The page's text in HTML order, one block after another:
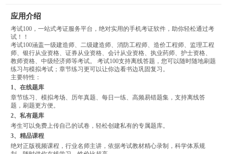
应用介绍
考试100，一站式考证服务平台，绝对实用的手机考证软件，助你轻松通过考
试！！
考试100涵盖一级建造师、二级建造师、消防工程师、造价工程师、监理工程
师、银行从业资格、证券从业资格、会计从业资格、执业药师、护士资格、
教师资格、中级经济师等考试。 考试100支持离线答题，您可以随时随地刷题
练习与模拟考试；章节练习更可以让你边看书边巩固复习。
主要特性：
1、在线题库
章节练习、模拟考场、历年真题、每日一练、高频易错题集，支持离线答
题，刷题更方便。
2、私有题库
考生可以免费上传自己的试卷，轻松创建私有的专属题库。
3、精品课程
绝对正版视频课程，行业名师主讲，依据考试教材精心录制，科学体系规